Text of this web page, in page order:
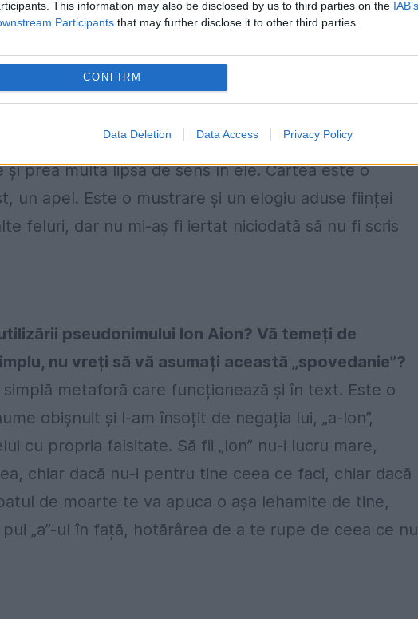
This information may also be disclosed by us to third parties on the
Participants that may further disclose it to other third parties.
CONFIRM
Data Deletion Data Access Privacy Policy
timp de 11 ani, sunteți doctor în teologie și
Română - cel puțin așa susțineți. Ce v-a
și să publicați această carte - Spovedania
prea multă lipsă de sens în ele. Cartea este o
un apel. Este o mustrare și un elogiu aduse ființei
feluri, dar nu mi-aș fi iertat niciodată să nu fi scris
pseudonimului Ion Aion? Vă temeți de
nu vreți să vă asumați această „spovedanie”?
simplă metaforă care funcționează și în text. Este o
obișnuit și l-am însoțit de negația lui, „a-Ion”,
cu propria falsitate. Să fii „Ion” nu-i lucru mare,
chiar dacă nu-i pentru tine ceea ce faci, chiar dacă
de moarte te va apuca o așa lehamite de tine,
„a”-ul în față, hotărârea de a te rupe de ceea ce nu